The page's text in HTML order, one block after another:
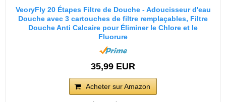
VeoryFly 20 Étapes Filtre de Douche - Adoucisseur d'eau
Douche avec 3 cartouches de filtre remplaçables, Filtre
Douche Anti Calcaire pour Éliminer le Chlore et le
Fluorure
35,99 EUR
Acheter sur Amazon